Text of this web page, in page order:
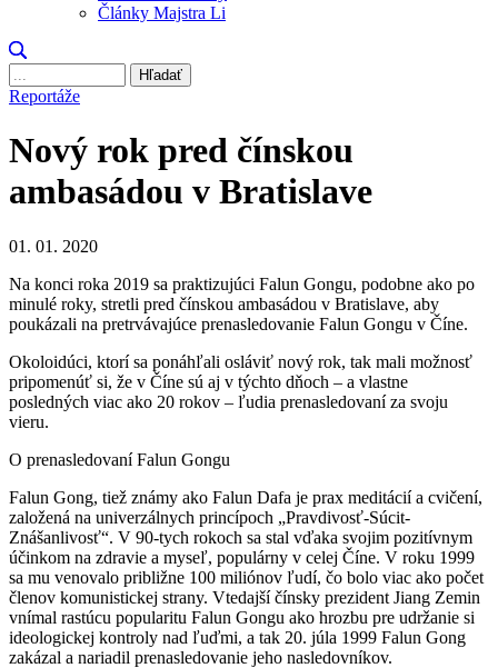
Články Majstra Li
Hľadať
Reportáže
Nový rok pred čínskou
ambasádou v Bratislave
01. 01. 2020
Na konci roka 2019 sa praktizujúci Falun Gongu, podobne ako po
minulé roky, stretli pred čínskou ambasádou v Bratislave, aby
poukázali na pretrvávajúce prenasledovanie Falun Gongu v Číne.
Okoloidúci, ktorí sa ponáhľali osláviť nový rok, tak mali možnosť
pripomenúť si, že v Číne sú aj v týchto dňoch – a vlastne
posledných viac ako 20 rokov – ľudia prenasledovaní za svoju
vieru.
O prenasledovaní Falun Gongu
Falun Gong, tiež známy ako Falun Dafa je prax meditácií a cvičení,
založená na univerzálnych princípoch „Pravdivosť-Súcit-
Znášanlivosť“. V 90-tych rokoch sa stal vďaka svojim pozitívnym
účinkom na zdravie a myseľ, populárny v celej Číne. V roku 1999
sa mu venovalo približne 100 miliónov ľudí, čo bolo viac ako počet
členov komunistickej strany. Vtedajší čínsky prezident Jiang Zemin
vnímal rastúcu popularitu Falun Gongu ako hrozbu pre udržanie si
ideologickej kontroly nad ľuďmi, a tak 20. júla 1999 Falun Gong
zakázal a nariadil prenasledovanie jeho nasledovníkov.